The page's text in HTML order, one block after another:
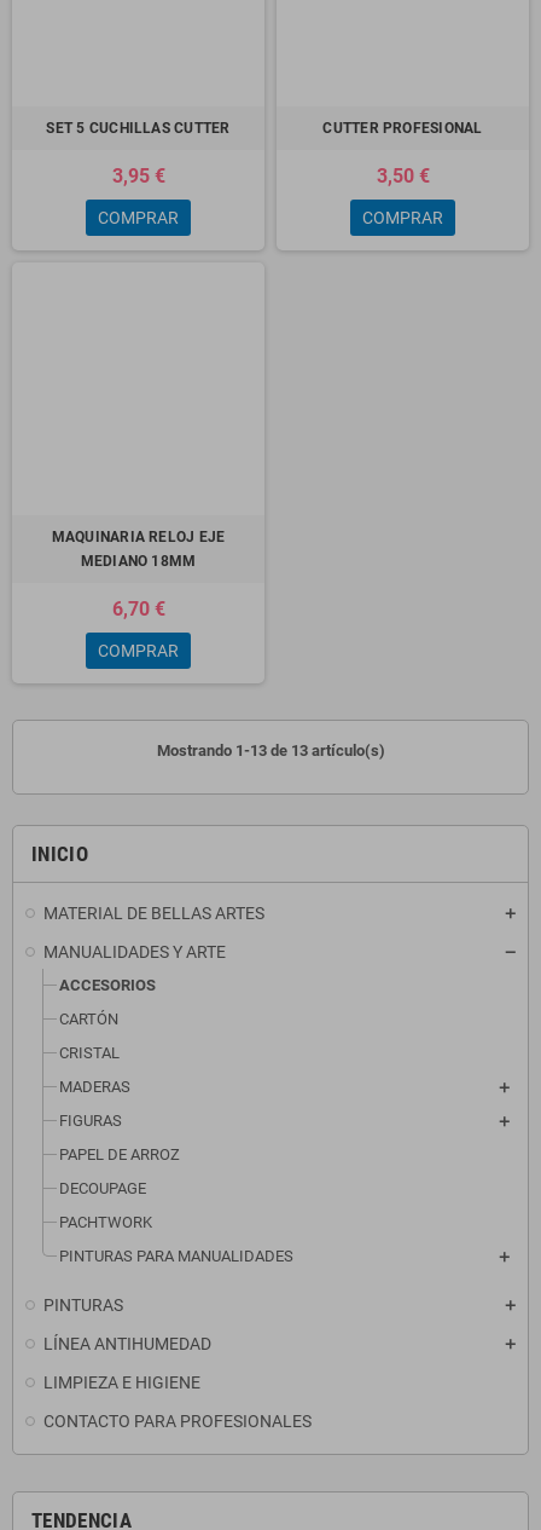
INICIO
MATERIAL DE BELLAS ARTES
MANUALIDADES Y ARTE
ACCESORIOS
CARTÓN
CRISTAL
MADERAS
FIGURAS
PAPEL DE ARROZ
DECOUPAGE
PACHTWORK
PINTURAS PARA MANUALIDADES
PINTURAS
LÍNEA ANTIHUMEDAD
LIMPIEZA E HIGIENE
CONTACTO PARA PROFESIONALES
TENDENCIA
SET 5 CUCHILLAS CUTTER
3,95 €
COMPRAR
CUTTER PROFESIONAL
3,50 €
COMPRAR
MAQUINARIA RELOJ EJE
MEDIANO 18MM
6,70 €
COMPRAR
Mostrando 1-13 de 13 artículo(s)